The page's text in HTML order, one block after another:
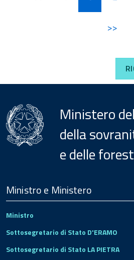
>>
Ministero
della
e delle
Footer
Ministro e Ministero
Ministro
Sottosegretario di Stato D'ERAMO
Sottosegretario di Stato LA PIETRA